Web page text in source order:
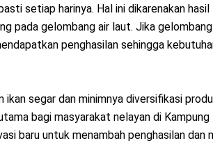
setiap harinya. Hal ini dikarenakan
pada gelombang air laut. Jika
penghasilan sehingga
segar dan minimnya diversifikasi
bagi masyarakat nelayan di Kampung
baru untuk menambah penghasilan dan